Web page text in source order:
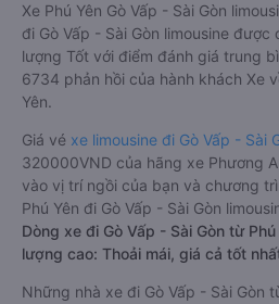
Xe Phú Yên Gò Vấp - Sài Gòn
đi Gò Vấp - Sài Gòn limousine
lượng Tốt với điểm đánh giá trung
6734 phản hồi của hành khách Xe
Yên.
Giá vé xe limousine đi Gò Vấp - Sài
320000VND của hãng xe Phương
vào vị trí ngồi của bạn và chương
Phú Yên đi Gò Vấp - Sài Gòn
Dòng xe đi Gò Vấp - Sài Gòn từ
lượng cao: Thoải mái, giá cả tốt
Những nhà xe đi Gò Vấp - Sài Gòn